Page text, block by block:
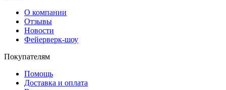
О компании
Отзывы
Новости
Фейерверк-шоу
Покупателям
Помощь
Доставка и оплата